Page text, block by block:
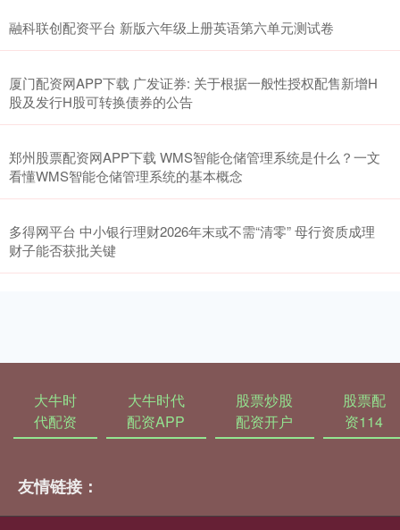
融科联创配资平台 新版六年级上册英语第六单元测试卷
厦门配资网APP下载 广发证券: 关于根据一般性授权配售新增H
股及发行H股可转换债券的公告
郑州股票配资网APP下载 WMS智能仓储管理系统是什么？一文
看懂WMS智能仓储管理系统的基本概念
多得网平台 中小银行理财2026年末或不需“清零” 母行资质成理
财子能否获批关键
大牛时
代配资
大牛时代
配资APP
股票炒股
配资开户
股票配
资114
友情链接：